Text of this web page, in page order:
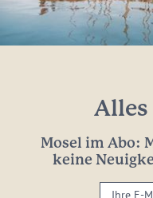
Alles
Mosel im Abo:
keine
Ihre